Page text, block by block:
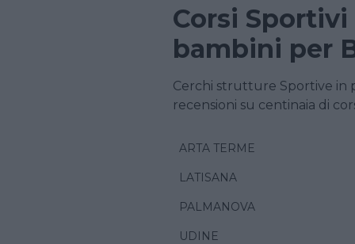
Corsi
bambini per
Cerchi strutture Sportive in
recensioni su centinaia di
ARTA TERME
LATISANA
PALMANOVA
UDINE